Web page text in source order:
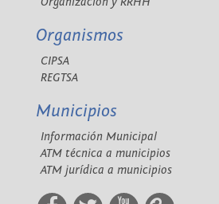
Organismos
CIPSA
REGTSA
Municipios
Información Municipal
ATM técnica a municipios
ATM jurídica a municipios